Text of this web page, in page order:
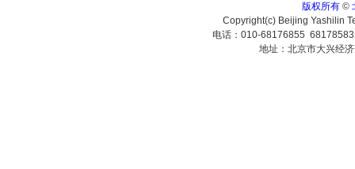
版权所有©
Copyright(c) Beijing Yashilin
电话：010-68176855
地址：北京市大兴经